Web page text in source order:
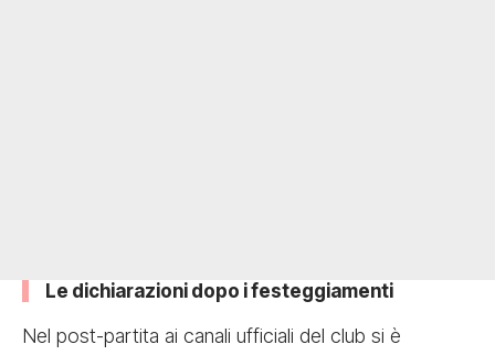
Le dichiarazioni dopo i festeggiamenti
Nel post-partita ai canali ufficiali del club si è